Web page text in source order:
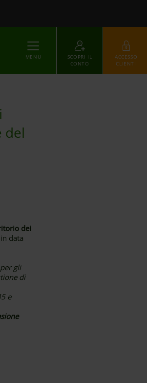
MENU
SCOPRI IL
CONTO
ACCESSO
CLIENTI
del
dei
data
gli
di
e